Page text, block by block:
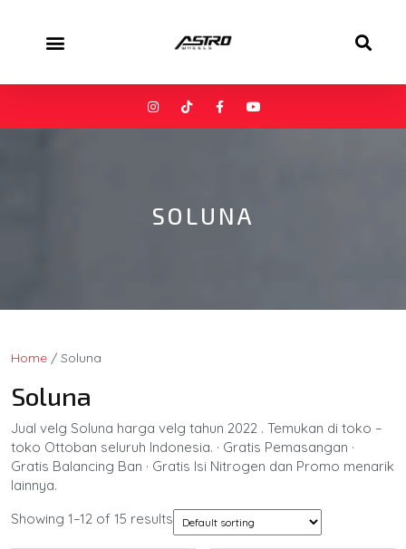
SOLUNA
Home / Soluna
Soluna
Jual velg Soluna harga velg tahun 2022 . Temukan di toko –
toko Ottoban seluruh Indonesia. · Gratis Pemasangan ·
Gratis Balancing Ban · Gratis Isi Nitrogen dan Promo menarik
lainnya.
Showing 1–12 of 15 results